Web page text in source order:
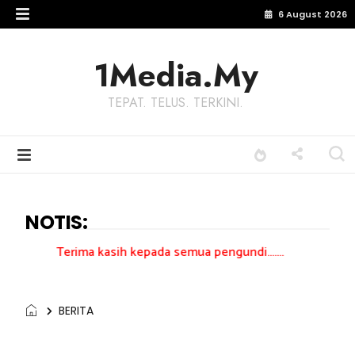
6 August 2026
1Media.My
TEPAT. TELUS. TERKINI.
NOTIS:
kasih kepada semua pengundi.......
BERITA